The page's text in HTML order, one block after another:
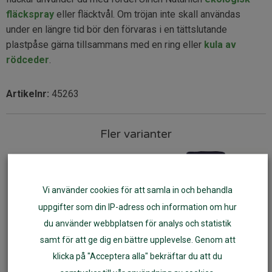
fläckspray eller fläcktvål. Om tröjan inte skall användas
under en längre tid bör den förvaras i en tättslutande
plastpåse gärna tillsammans med en ring eller kula av
rödceder.
Artikelnr: 45263
Fler varianter
Vi använder cookies för att samla in och behandla
uppgifter som din IP-adress och information om hur
du använder webbplatsen för analys och statistik
samt för att ge dig en bättre upplevelse. Genom att
klicka på "Acceptera alla" bekräftar du att du